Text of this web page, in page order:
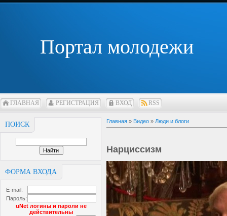
Портал молодежи
ГЛАВНАЯ РЕГИСТРАЦИЯ ВХОД RSS
ПОИСК
ФОРМА ВХОДА
E-mail:
Пароль:
uNet логины и пароли не
действительны
Главная » Видео » Люди и блоги
Нарциссизм